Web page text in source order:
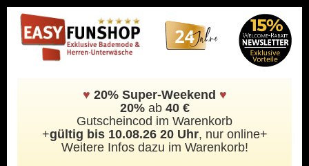
♥ 20% Super-Weekend ♥
20%ab 40 €
Gutscheincod im Warenkorb
+gültig bis 10.08.26 20 Uhr, nur online+
Weitere Infos dazu im Warenkorb!